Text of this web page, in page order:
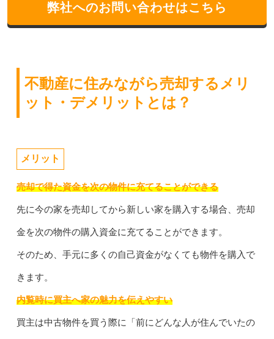
弊社へのお問い合わせはこちら
不動産に住みながら売却するメリ
ット・デメリットとは？
メリット
売却で得た資金を次の物件に充てることができる
先に今の家を売却してから新しい家を購入する場合、売却
金を次の物件の購入資金に充てることができます。
そのため、手元に多くの自己資金がなくても物件を購入で
きます。
内覧時に買主へ家の魅力を伝えやすい
買主は中古物件を買う際に「前にどんな人が住んでいたの